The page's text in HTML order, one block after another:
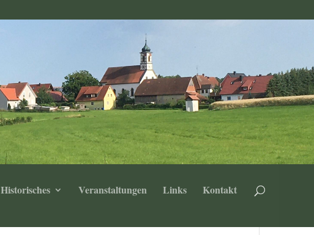
Historisches Veranstaltungen Links Kontakt